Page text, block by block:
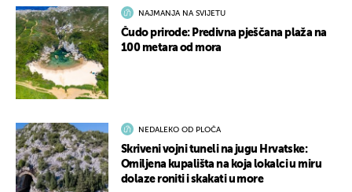
NAJMANJA NA SVIJETU
Čudo prirode: Predivna pješčana plaža na
100 metara od mora
NEDALEKO OD PLOČA
Skriveni vojni tuneli na jugu Hrvatske:
Omiljena kupališta na koja lokalci u miru
dolaze roniti i skakati u more